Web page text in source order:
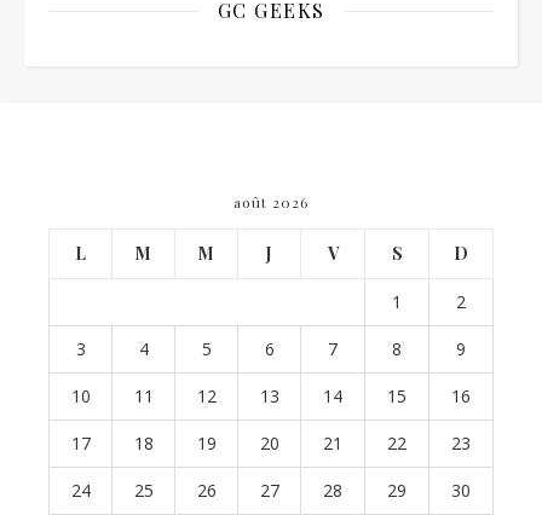
GC GEEKS
août 2026
L M M J V S D
1 2
3 4 5 6 7 8 9
10 11 12 13 14 15 16
17 18 19 20 21 22 23
24 25 26 27 28 29 30